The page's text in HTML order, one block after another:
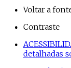
Voltar a
Contraste
detalhadas